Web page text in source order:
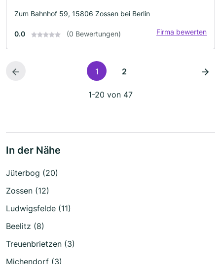
Zum Bahnhof 59, 15806 Zossen bei Berlin
0.0 (0 Bewertungen) Firma bewerten
1 2
1-20 von 47
In der Nähe
Jüterbog (20)
Zossen (12)
Ludwigsfelde (11)
Beelitz (8)
Treuenbrietzen (3)
Michendorf (3)